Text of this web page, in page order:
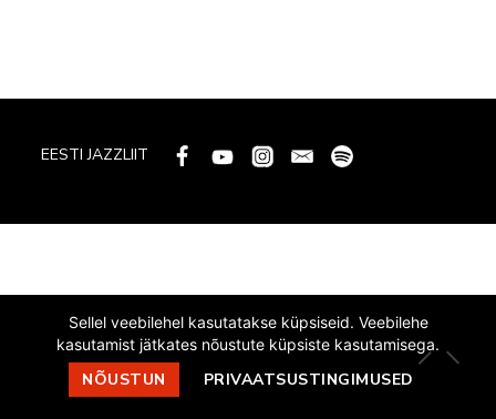
EESTI JAZZLIIT
Sellel veebilehel kasutatakse küpsiseid. Veebilehe
kasutamist jätkates nõustute küpsiste kasutamisega.
NÕUSTUN PRIVAATSUSTINGIMUSED